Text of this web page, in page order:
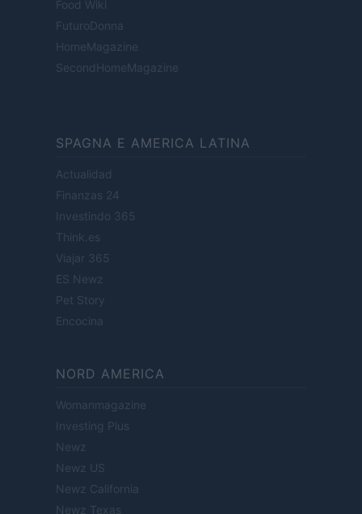
Food Wiki
FuturoDonna
HomeMagazine
SecondHomeMagazine
SPAGNA E AMERICA LATINA
Actualidad
Finanzas 24
Investindo 365
Think.es
Viajar 365
ES Newz
Pet Story
Encocina
NORD AMERICA
Womanmagazine
Investing Plus
Newz
Newz US
Newz California
Newz Texas